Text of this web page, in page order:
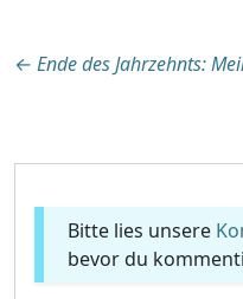
← Ende des Jahrzehnts:
Bitte lies unsere
bevor du